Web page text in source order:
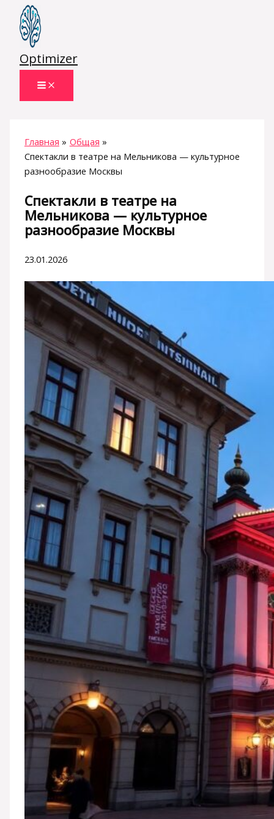
Перейти
содержимому
Optimizer
Главная
Общая
Спектакли в театре на Мельникова — культурное
разнообразие Москвы
Спектакли в театре на
Мельникова — культурное
разнообразие Москвы
23.01.2026